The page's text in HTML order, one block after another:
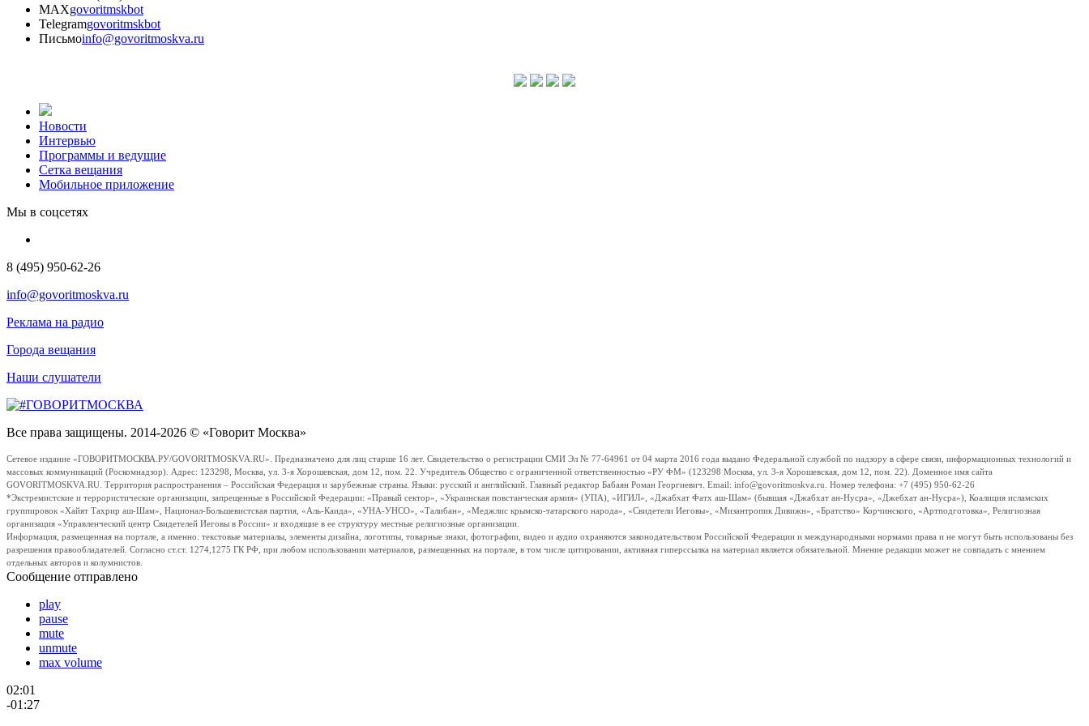
MAXgovoritmskbot
Telegramgovoritmskbot
Письмоinfo@govoritmoskva.ru
Новости
Интервью
Программы и ведущие
Сетка вещания
Мобильное приложение
Мы в соцсетях
8 (495) 950-62-26
info@govoritmoskva.ru
Реклама на радио
Города вещания
Наши слушатели
Все права защищены. 2014-2026 © «Говорит Москва»
Сетевое издание «ГОВОРИТМОСКВА.РУ/GOVORITMOSKVA.RU». Предназначено для лиц старше 16 лет. Свидетельство о регистрации СМИ Эл № 77-64961 от 04 марта 2016 года выдано Федеральной службой по надзору в сфере связи, информационных технологий и
массовых коммуникаций (Роскомнадзор). Адрес: 123298, Москва, ул. 3-я Хорошевская, дом 12, пом. 22. Учредитель Общество с ограниченной ответственностью «РУ ФМ» (123298 Москва, ул. 3-я Хорошевская, дом 12, пом. 22). Доменное имя сайта
GOVORITMOSKVA.RU. Территория распространения – Российская Федерация и зарубежные страны. Языки: русский и английский. Главный редактор Бабаян Роман Георгиевич. Email: info@govoritmoskva.ru. Номер телефона: +7 (495) 950-62-26
*Экстремистские и террористические организации, запрещенные в Российской Федерации: «Правый сектор», «Украинская повстанческая армия» (УПА), «ИГИЛ», «Джабхат Фатх аш-Шам» (бывшая «Джабхат ан-Нусра», «Джебхат ан-Нусра»), Коалиция исламских
группировок «Хайят Тахрир аш-Шам», Национал-Большевистская партия, «Аль-Каида», «УНА-УНСО», «Талибан», «Меджлис крымско-татарского народа», «Свидетели Иеговы», «Мизантропик Дивижн», «Братство» Корчинского, «Артподготовка», Религиозная
организация «Управленческий центр Свидетелей Иеговы в России» и входящие в ее структуру местные религиозные организации.
Информация, размещенная на портале, а именно: текстовые материалы, элементы дизайна, логотипы, товарные знаки, фотографии, видео и аудио охраняются законодательством Российской Федерации и международными нормами права и не могут быть использованы без
разрешения правообладателей. Согласно ст.ст. 1274,1275 ГК РФ, при любом использовании материалов, размещенных на портале, в том числе цитировании, активная гиперссылка на материал является обязательной. Мнение редакции может не совпадать с мнением
отдельных авторов и колумнистов.
Сообщение отправлено
play
pause
mute
unmute
max volume
02:01
-01:27